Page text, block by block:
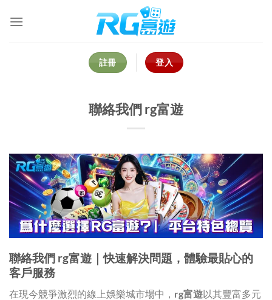
註冊 登入
聯絡我們 rg富遊
聯絡我們 rg富遊｜快速解決問題，體驗最貼心的
客戶服務
在現今競爭激烈的線上娛樂城市場中， rg富遊以其豐富多元